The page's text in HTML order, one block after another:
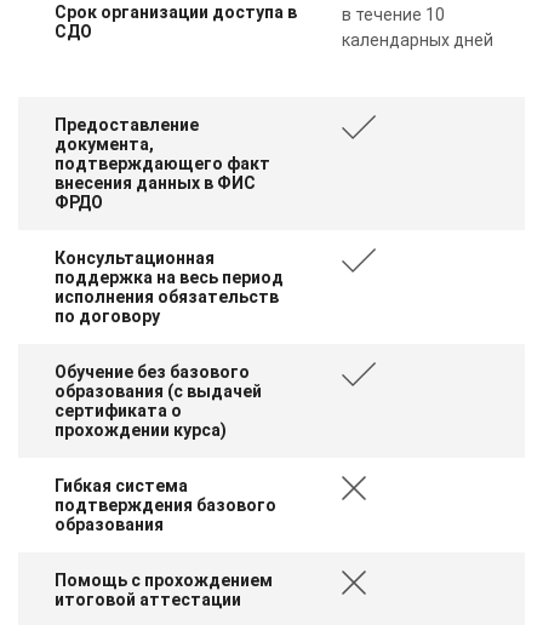
Срок организации доступа в
СДО
в течение 10
календарных дней
Предоставление
документа,
подтверждающего факт
внесения данных в ФИС
ФРДО
Консультационная
поддержка на весь период
исполнения обязательств
по договору
Обучение без базового
образования (с выдачей
сертификата о
прохождении курса)
Гибкая система
подтверждения базового
образования
Помощь с прохождением
итоговой аттестации